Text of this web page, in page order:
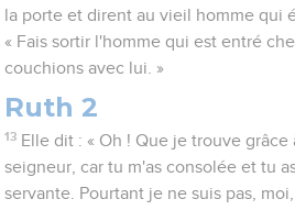
la porte et dirent au vieil homme qui
« Fais sortir l'homme qui est entré
couchions avec lui. »
Ruth 2
13 Elle dit : « Oh ! Que je trouve grâce
seigneur, car tu m'as consolée et tu
servante. Pourtant je ne suis pas,